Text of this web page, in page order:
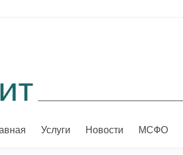
Услуги Новости МСФО